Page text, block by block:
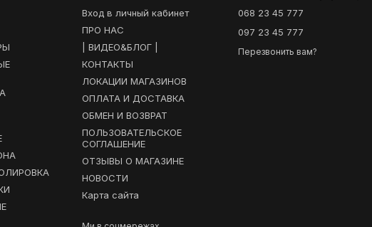
Вход в личный кабинет
ПРО НАС
| ВИДЕО&БЛОГ |
КОНТАКТЫ
ЛОКАЦИИ МАГАЗИНОВ
ОПЛАТА И ДОСТАВКА
ОБМЕН И ВОЗВРАТ
ПОЛЬЗОВАТЕЛЬСКОЕ
СОГЛАШЕНИЕ
ОТЗЫВЫ О МАГАЗИНЕ
НОВОСТИ
Карта сайта
068 23 45 777
097 23 45 777
Перезвонить вам?